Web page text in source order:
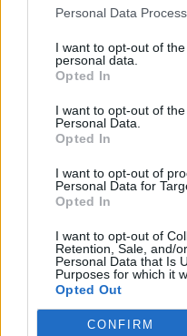
Personal Data
I want to opt-out of
personal data.
Opted In
I want to opt-out of
Personal Data.
Opted In
I want to opt-out of
Personal Data for
Opted In
I want to opt-out of
Retention, Sale, and/
Personal Data that Is
Purposes for which it
Opted Out
CONFIRM
Fälg till Husqvarna
Slipa och polera
biltvätt
VW LT35 -04 2.5
Delar bytta utan
Senaste inlägget av
Insignia 2018 -
centerhögtalaren
konfunderad över
Senaste inlägget av
multimedia